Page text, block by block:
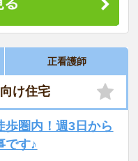
正看護師
け住宅
歩圏内！週3日から
です♪